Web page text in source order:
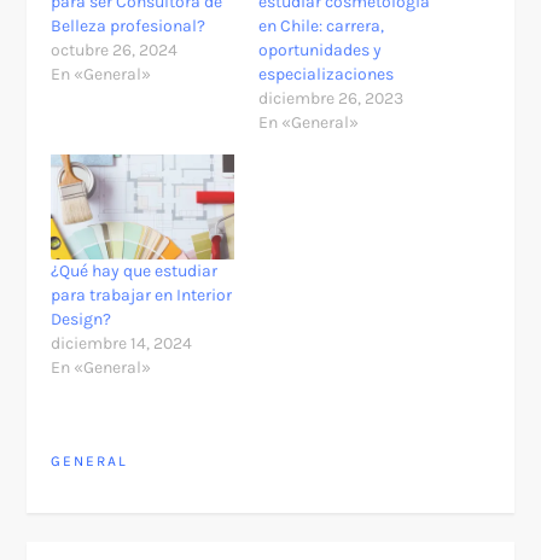
Belleza profesional?
octubre 26, 2024
En «General»
en Chile: carrera,
oportunidades y
especializaciones
diciembre 26, 2023
En «General»
¿Qué hay que estudiar
para trabajar en Interior
Design?
diciembre 14, 2024
En «General»
GENERAL